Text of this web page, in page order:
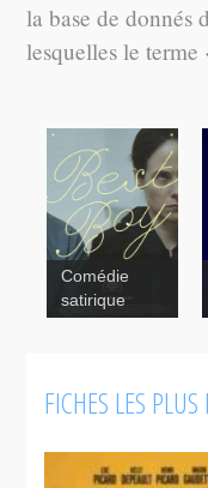
la base de donnés
lesquelles le
Comédie
satirique
FICHES LES PLUS